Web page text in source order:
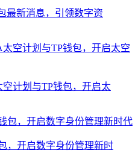
最新消息，引领数字资
计划与TP钱包，开启太
，开启数字身份管理新时